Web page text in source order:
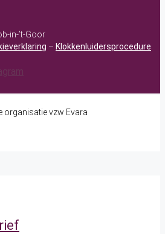
in-’t-Goor
– Klokkenluidersprocedure
organisatie vzw Evara